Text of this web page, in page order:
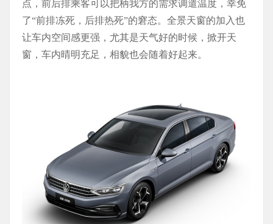
点，前后排乘客可以把柄我方的需求调遣温度，幸免
了“前排冻死，后排热死”的窘态。全景天窗的加入也
让车内空间感更强，尤其是天气好的时候，掀开天
窗，车内晴明充足，相貌也会随着好起来。